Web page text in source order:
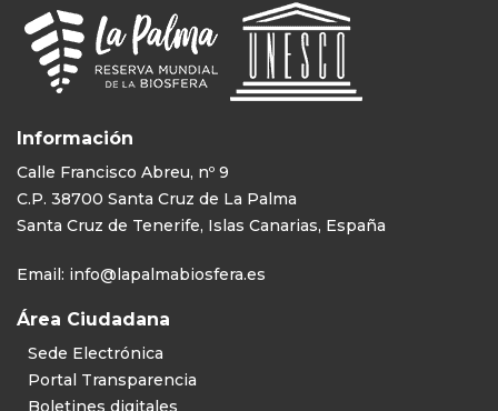
Información
Calle Francisco Abreu, nº 9
C.P. 38700 Santa Cruz de La Palma
Santa Cruz de Tenerife, Islas Canarias, España
Email: info@lapalmabiosfera.es
Área Ciudadana
Sede Electrónica
Portal Transparencia